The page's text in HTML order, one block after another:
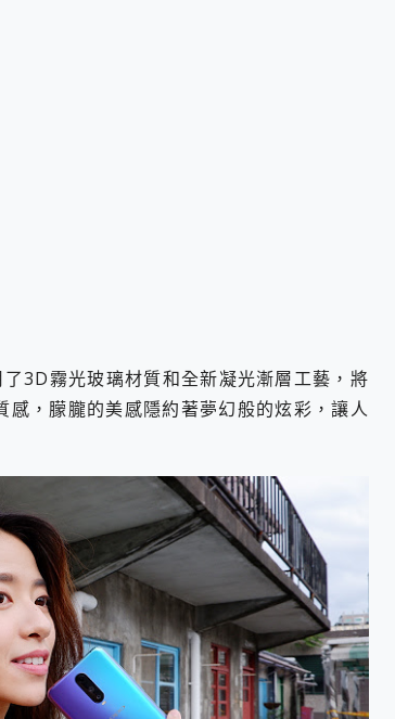
3D霧光玻璃材質和全新凝光漸層工藝，將
，朦朧的美感隱約著夢幻般的炫彩，讓人